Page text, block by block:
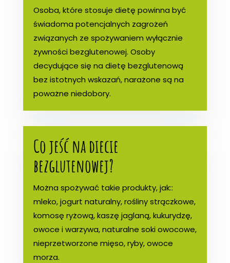
Osoba, które stosuje dietę powinna być
świadoma potencjalnych zagrożeń
związanych ze spożywaniem wyłącznie
żywności bezglutenowej. Osoby
decydujące się na dietę bezglutenową
bez istotnych wskazań, narażone są na
poważne niedobory.
Co jeść na diecie
bezglutenowej?
Można spożywać takie produkty, jak::
mleko, jogurt naturalny, rośliny strączkowe,
komosę ryżową, kaszę jaglaną, kukurydzę,
owoce i warzywa, naturalne soki owocowe,
nieprzetworzone mięso, ryby, owoce
morza.